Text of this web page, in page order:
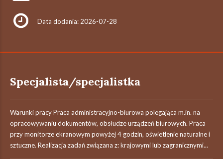
Data dodania: 2026-07-28
Specjalista/specjalistka
Warunki pracy Praca administracyjno-biurowa polegająca m.in. na
opracowywaniu dokumentów, obsłudze urządzeń biurowych. Praca
przy monitorze ekranowym powyżej 4 godzin, oświetlenie naturalne i
sztuczne. Realizacja zadań związana z: krajowymi lub zagranicznymi...